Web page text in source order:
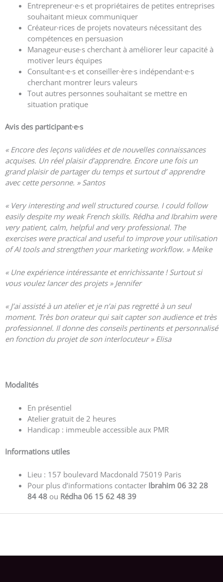
Entrepreneur·e·s et propriétaires de petites entreprises
souhaitant mieux communiquer
Créateur·rices de projets novateurs nécessitant des
compétences en persuasion
Manageur·euse·s cherchant à améliorer leur capacité à
motiver leurs équipes
Consultant·e·s et conseiller·ère·s indépendant·e·s
cherchant montrer leurs valeurs
Tout autres personnes souhaitant se mettre en
situation pratique
Avis des participant·e·s
« Encore des leçons validées et de nouvelles connaissances
acquises. Un réel plaisir d’apprendre. Encore une fois un
grand plaisir de partager du temps et surtout d’ apprendre
avec cette personne. » Santos
« Very interesting and well structured course. I could follow
easily despite my weak French skills. Rédha and Ibrahim were
very patient, calm, helpful and very professional. The
exercises were practical and useful to improve your utilisation
of AI tools and strengthen your marketing workflow. » Meike
« Une expérience intéressante et enrichissante ! Surtout si
vous voulez lancer des projets » Jennifer
« J’ai assisté à un atelier et je n’ai pas regretté à un seul
moment. Très bon orateur qui sait capter son audience et très
professionnel. Il donne des conseils pertinents et personnalisé
en fonction du projet de son interlocuteur » Elisa
Modalités
En présentiel
Atelier gratuit de 2 heures
Handicap : immeuble accessible aux PMR
Informations utiles
Lieu : 157 boulevard Macdonald 75019 Paris
Pour plus d’informations contacter Ibrahim 06 32 28
84 48 ou Rédha 06 15 62 48 39